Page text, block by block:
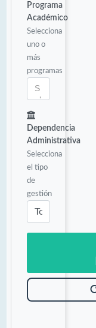
Programa
Académico
Selecciona
uno o
más
programas
Dependencia
Administrativa
Selecciona
el tipo
de
gestión